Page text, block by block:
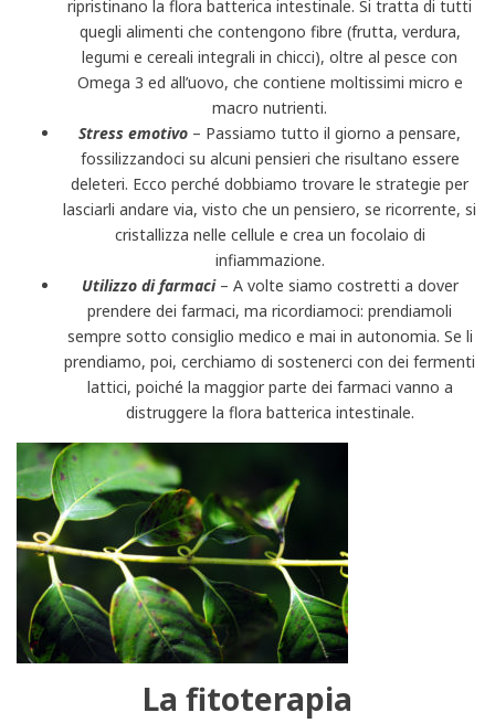
ripristinano la flora batterica intestinale. Si tratta di tutti
quegli alimenti che contengono fibre (frutta, verdura,
legumi e cereali integrali in chicci), oltre al pesce con
Omega 3 ed all’uovo, che contiene moltissimi micro e
macro nutrienti.
Stress emotivo – Passiamo tutto il giorno a pensare,
fossilizzandoci su alcuni pensieri che risultano essere
deleteri. Ecco perché dobbiamo trovare le strategie per
lasciarli andare via, visto che un pensiero, se ricorrente, si
cristallizza nelle cellule e crea un focolaio di
infiammazione.
Utilizzo di farmaci– A volte siamo costretti a dover
prendere dei farmaci, ma ricordiamoci: prendiamoli
sempre sotto consiglio medico e mai in autonomia. Se li
prendiamo, poi, cerchiamo di sostenerci con dei fermenti
lattici, poiché la maggior parte dei farmaci vanno a
distruggere la flora batterica intestinale.
La fitoterapia